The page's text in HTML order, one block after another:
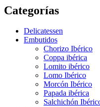
Categorías
Delicatessen
Embutidos
Chorizo Ibérico
Coppa ibérica
Lomito ibérico
Lomo Ibérico
Morcón Ibérico
Papada ibérica
Salchichón